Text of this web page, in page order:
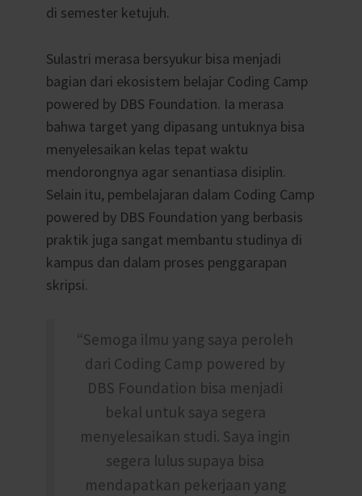
di semester ketujuh.
Sulastri merasa bersyukur bisa menjadi
bagian dari ekosistem belajar Coding Camp
powered by DBS Foundation. Ia merasa
bahwa target yang dipasang untuknya bisa
menyelesaikan kelas tepat waktu
mendorongnya agar senantiasa disiplin.
Selain itu, pembelajaran dalam Coding Camp
powered by DBS Foundation yang berbasis
praktik juga sangat membantu studinya di
kampus dan dalam proses penggarapan
skripsi.
“Semoga ilmu yang saya peroleh
dari Coding Camp powered by
DBS Foundation bisa menjadi
bekal untuk saya segera
menyelesaikan studi. Saya ingin
segera lulus supaya bisa
mendapatkan pekerjaan yang